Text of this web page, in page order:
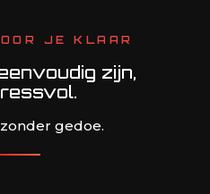
JE KLAAR
zijn,
zonder gedoe.